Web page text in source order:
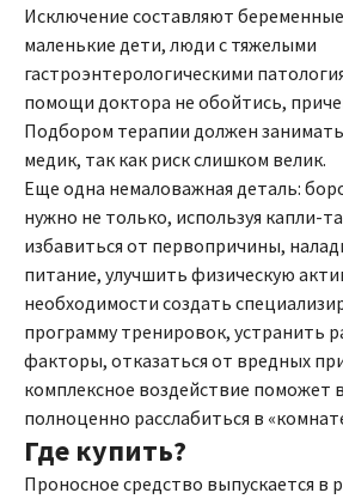
Исключение составляют
маленькие дети, люди с тяжелыми
гастроэнтерологическими
помощи доктора не обойтись,
Подбором терапии должен
медик, так как риск слишком велик.
Еще одна немаловажная деталь:
нужно не только, используя капли-
избавиться от первопричины,
питание, улучшить физическую
необходимости создать
программу тренировок, устранить
факторы, отказаться от вредных
комплексное воздействие поможет
полноценно расслабиться в
Где купить?
Проносное средство выпускается в